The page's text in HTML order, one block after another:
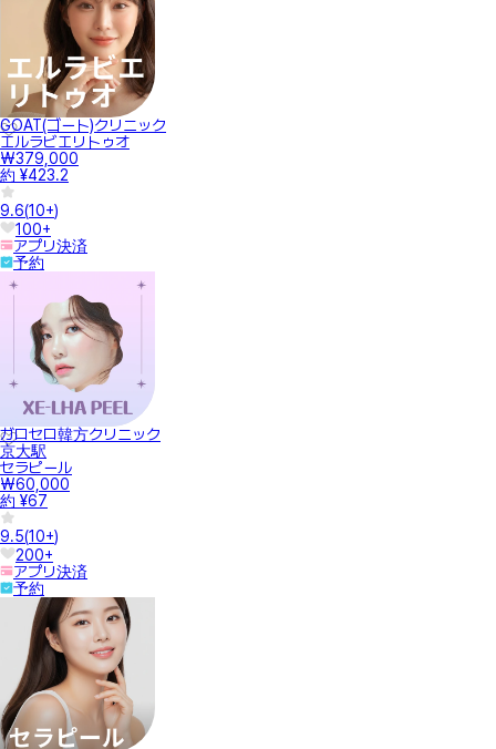
GOAT(ゴート)クリニック
エルラビエリトゥオ
₩379,000
約 ¥423.2
9.6(10+)
100+
アプリ決済
予約
ガロセロ韓方クリニック
京大駅
セラピール
₩60,000
約 ¥67
9.5(10+)
200+
アプリ決済
予約